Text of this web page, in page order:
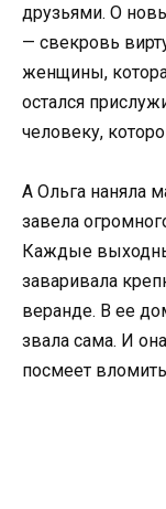
друзьями. О
— свекровь
женщины,
остался
человеку,
А Ольга наняла
завела
Каждые
заваривала
веранде. В ее
звала сама. И
посмеет